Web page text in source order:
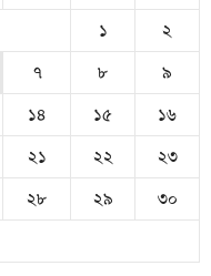
১
২
৭ ৮
৯
১৪ ১৫
১৬
২১ ২২
২৩
২৮ ২৯
৩০